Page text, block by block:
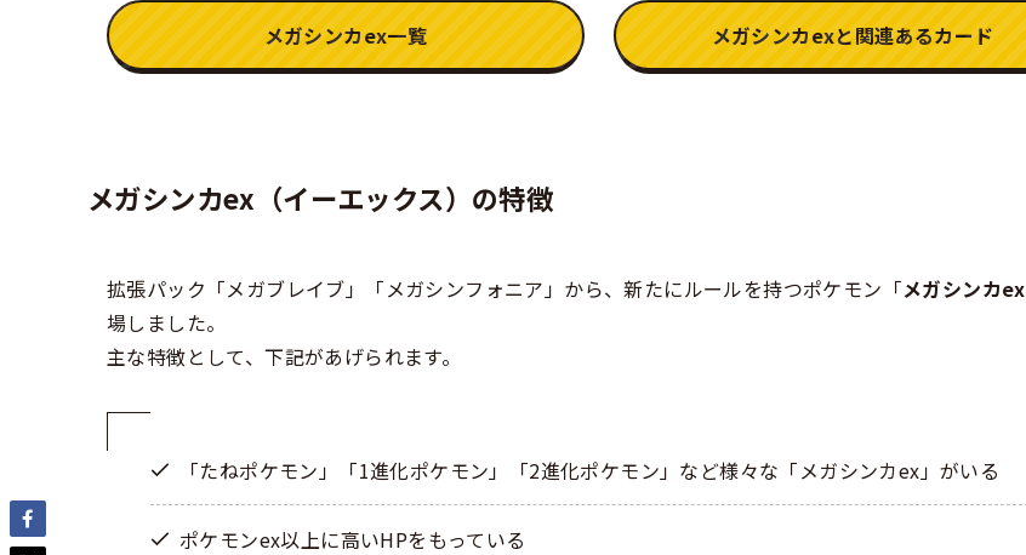
メガシンカex一覧 メガシンカexと関連あるカード
メガシンカex（イーエックス）の特徴
拡張パック「メガブレイブ」「メガシンフォニア」から、新たにルールを持つポケモン「メガシンカex
場しました。
主な特徴として、下記があげられます。
「たねポケモン」「1進化ポケモン」「2進化ポケモン」など様々な「メガシンカex」がいる
ポケモンex以上に高いHPをもっている